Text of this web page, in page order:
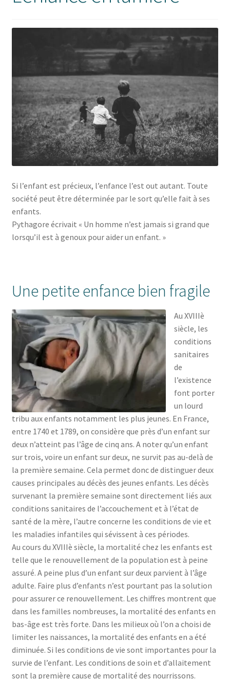
Si l’enfant est précieux, l’enfance l’est out autant. Toute
société peut être déterminée par le sort qu’elle fait à ses
enfants.
Pythagore écrivait « Un homme n’est jamais si grand que
lorsqu’il est à genoux pour aider un enfant. »
Une petite enfance bien fragile
Au XVIIIè
siècle, les
conditions
sanitaires
de
l’existence
font porter
un lourd
tribu aux enfants notamment les plus jeunes. En France,
entre 1740 et 1789, on considère que près d’un enfant sur
deux n’atteint pas l’âge de cinq ans. A noter qu’un enfant
sur trois, voire un enfant sur deux, ne survit pas au-delà de
la première semaine. Cela permet donc de distinguer deux
causes principales au décès des jeunes enfants. Les décès
survenant la première semaine sont directement liés aux
conditions sanitaires de l’accouchement et à l’état de
santé de la mère, l’autre concerne les conditions de vie et
les maladies infantiles qui sévissent à ces périodes.
Au cours du XVIIIè siècle, la mortalité chez les enfants est
telle que le renouvellement de la population est à peine
assuré. A peine plus d’un enfant sur deux parvient à l’âge
adulte. Faire plus d’enfants n’est pourtant pas la solution
pour assurer ce renouvellement. Les chiffres montrent que
dans les familles nombreuses, la mortalité des enfants en
bas-âge est très forte. Dans les milieux où l’on a choisi de
limiter les naissances, la mortalité des enfants en a été
diminuée. Si les conditions de vie sont importantes pour la
survie de l’enfant. Les conditions de soin et d’allaitement
sont la première cause de mortalité des nourrissons.